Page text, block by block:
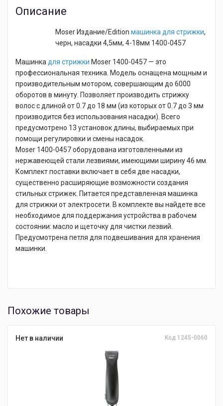
Описание
Moser Издание/Edition машинка для стрижки,
черн, насадки 4,5мм, 4-18мм 1400-0457
Машинка для стрижки Moser 1400-0457 — это
профессиональная техника. Модель оснащена мощным и
производительным мотором, совершающим до 6000
оборотов в минуту. Позволяет производить стрижку
волос с длиной от 0.7 до 18 мм (из которых от 0.7 до 3 мм
производится без использования насадки). Всего
предусмотрено 13 установок длины, выбираемых при
помощи регулировки и смены насадок.
Moser 1400-0457 оборудована изготовленными из
нержавеющей стали лезвиями, имеющими ширину 46 мм.
Комплект поставки включает в себя две насадки,
существенно расширяющие возможности создания
стильных стрижек. Питается представленная машинка
для стрижки от электросети. В комплекте вы найдете все
необходимое для поддержания устройства в рабочем
состоянии: масло и щеточку для чистки лезвий.
Предусмотрена петля для подвешивания для хранения
машинки.
Похожие товары
Нет в наличии Код 1245-0060